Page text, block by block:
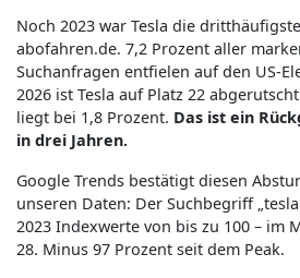
Noch 2023 war Tesla die
abofahren.de. 7,2 Prozent aller
Suchanfragen entfielen auf den US-
2026 ist Tesla auf Platz 22
liegt bei 1,8 Prozent. Das ist ein
in drei Jahren.
Google Trends bestätigt diesen
unseren Daten: Der Suchbegriff
2023 Indexwerte von bis zu 100 – im
28. Minus 97 Prozent seit dem Peak.